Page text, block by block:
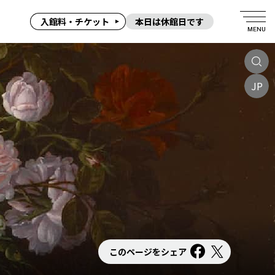
入館料・チケット 本日は休館日です
MENU
JP
このページをシェア